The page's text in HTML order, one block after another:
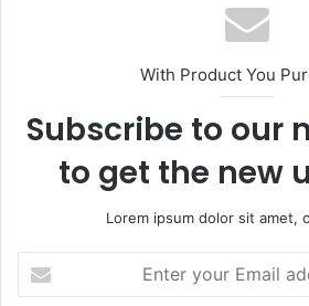
With Product You
Subscribe to our
to get the new
Lorem ipsum dolor sit amet,